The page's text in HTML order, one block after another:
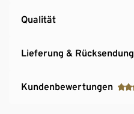
Qualität
Lieferung & Rücksendung
Kundenbewertungen